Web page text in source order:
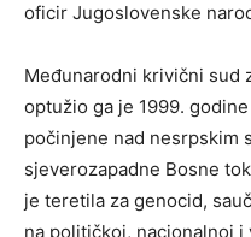
oficir Jugoslovenske
Međunarodni krivični sud
optužio ga je 1999.
počinjene nad nesrpskim
sjeverozapadne Bosne
je teretila za genocid,
na političkoj, nacionalnoj